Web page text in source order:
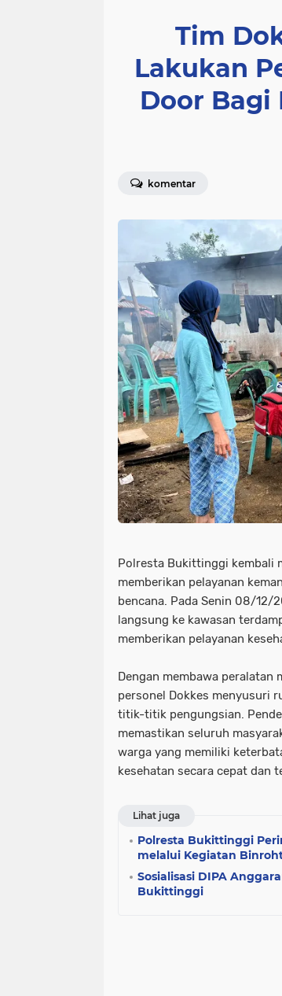
Tim
Lakukan
Door Bagi
komentar
Polresta Bukittinggi kembali
memberikan pelayanan
bencana. Pada Senin 08/
langsung ke kawasan
memberikan pelayanan
Dengan membawa
personel Dokkes menyusuri
titik-titik pengungsian.
memastikan seluruh
warga yang memiliki
kesehatan secara cepat dan
Lihat juga
Polresta Bukittinggi
melalui Kegiatan
Sosialisasi DIPA
Bukittinggi